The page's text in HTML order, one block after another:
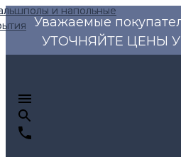
Уважаемые
УТОЧНЯЙТЕ ЦЕНЫ